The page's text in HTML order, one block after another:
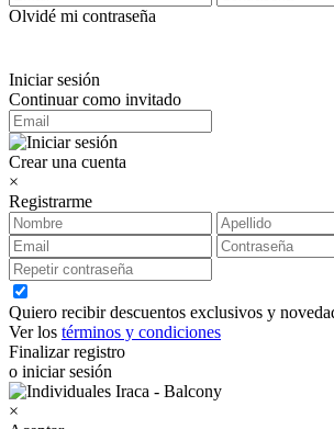
Olvidé mi contraseña
Iniciar sesión
Continuar como invitado
Crear una cuenta
×
Registrarme
Quiero recibir descuentos exclusivos y
Ver los términos y condiciones
Finalizar registro
o iniciar sesión
×